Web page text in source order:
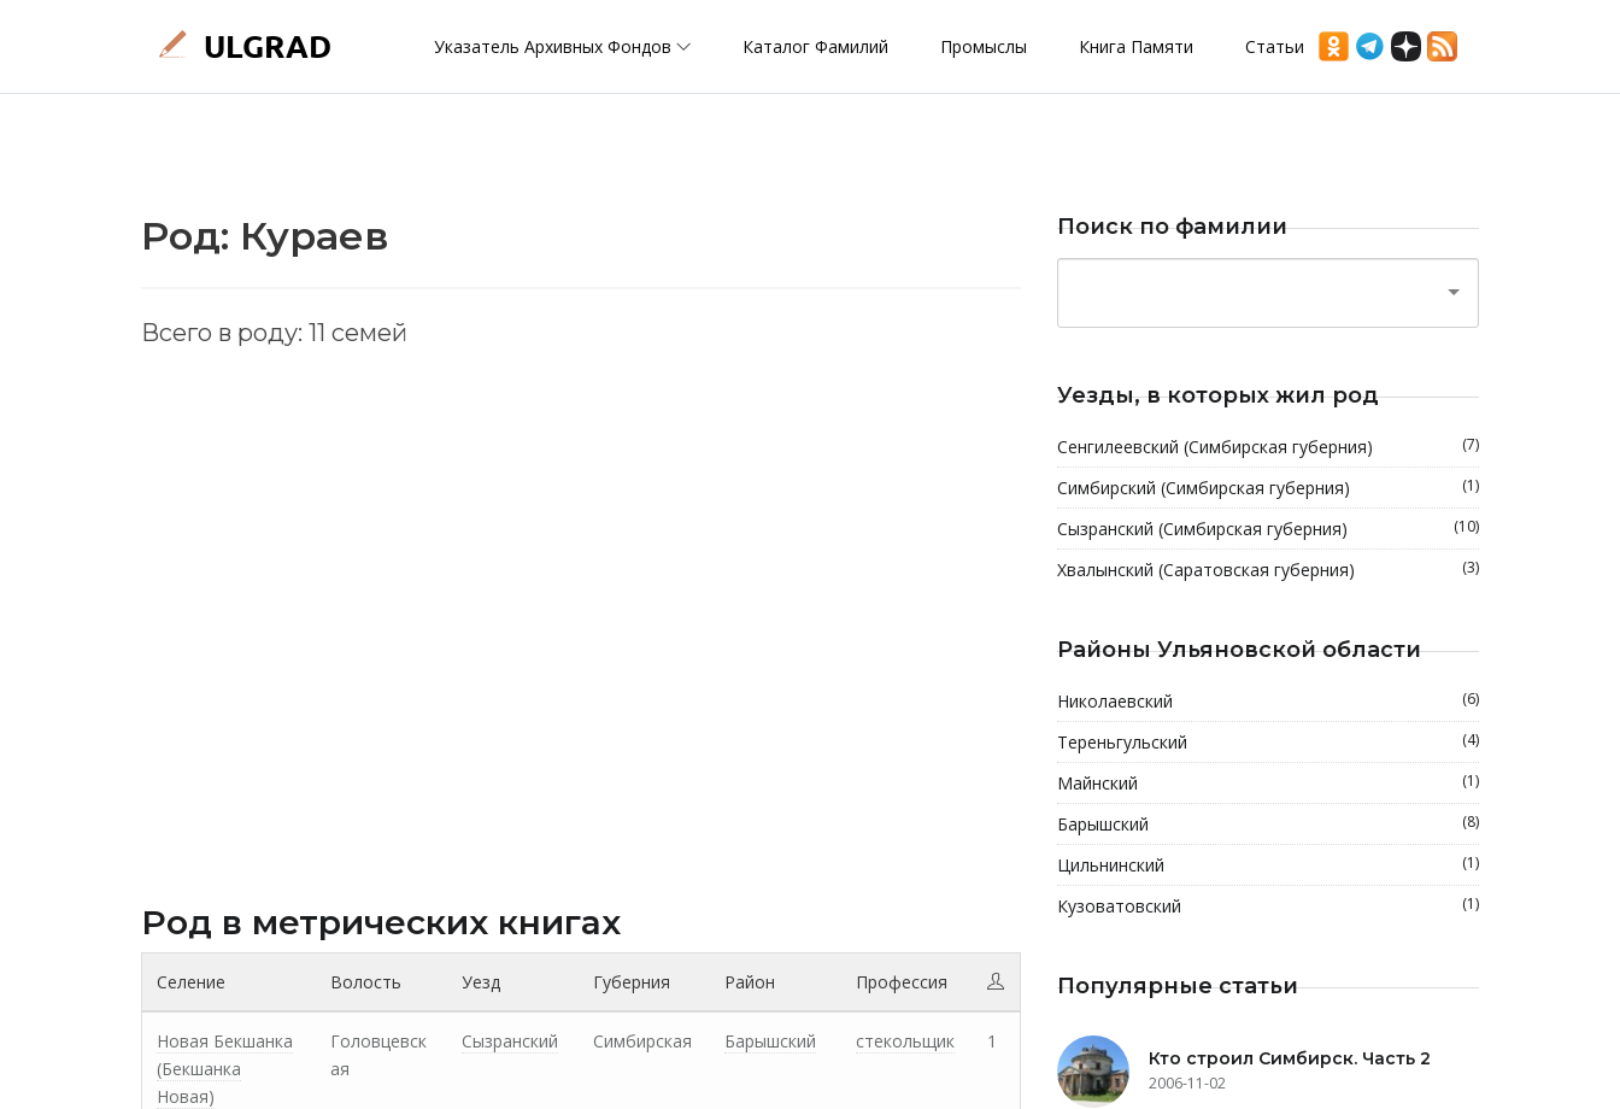
Указатель Архивных Фондов Каталог Фамилий Промыслы Книга Памяти Статьи
Род: Кураев
Всего в роду: 11 семей
Род в метрических книгах
Селение Волость Уезд Губерния Район Профессия
Новая Бекшанка
(Бекшанка
Новая)
Головцевск
ая
Сызранский Симбирская Барышский стекольщик 1
Поиск по фамилии
Уезды, в которых жил род
Сенгилеевский (Симбирская губерния) (7)
Симбирский (Симбирская губерния) (1)
Сызранский (Симбирская губерния) (10)
Хвалынский (Саратовская губерния) (3)
Районы Ульяновской области
Николаевский (6)
Тереньгульский (4)
Майнский (1)
Барышский (8)
Цильнинский (1)
Кузоватовский (1)
Популярные статьи
Кто строил Симбирск. Часть 2
2006-11-02